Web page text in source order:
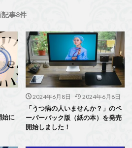
記事8件
始に
2024年6月8日
2024年6月8日
「うつ病の人いませんか？」のペ
ーパーバック版（紙の本）を発売
開始しました！